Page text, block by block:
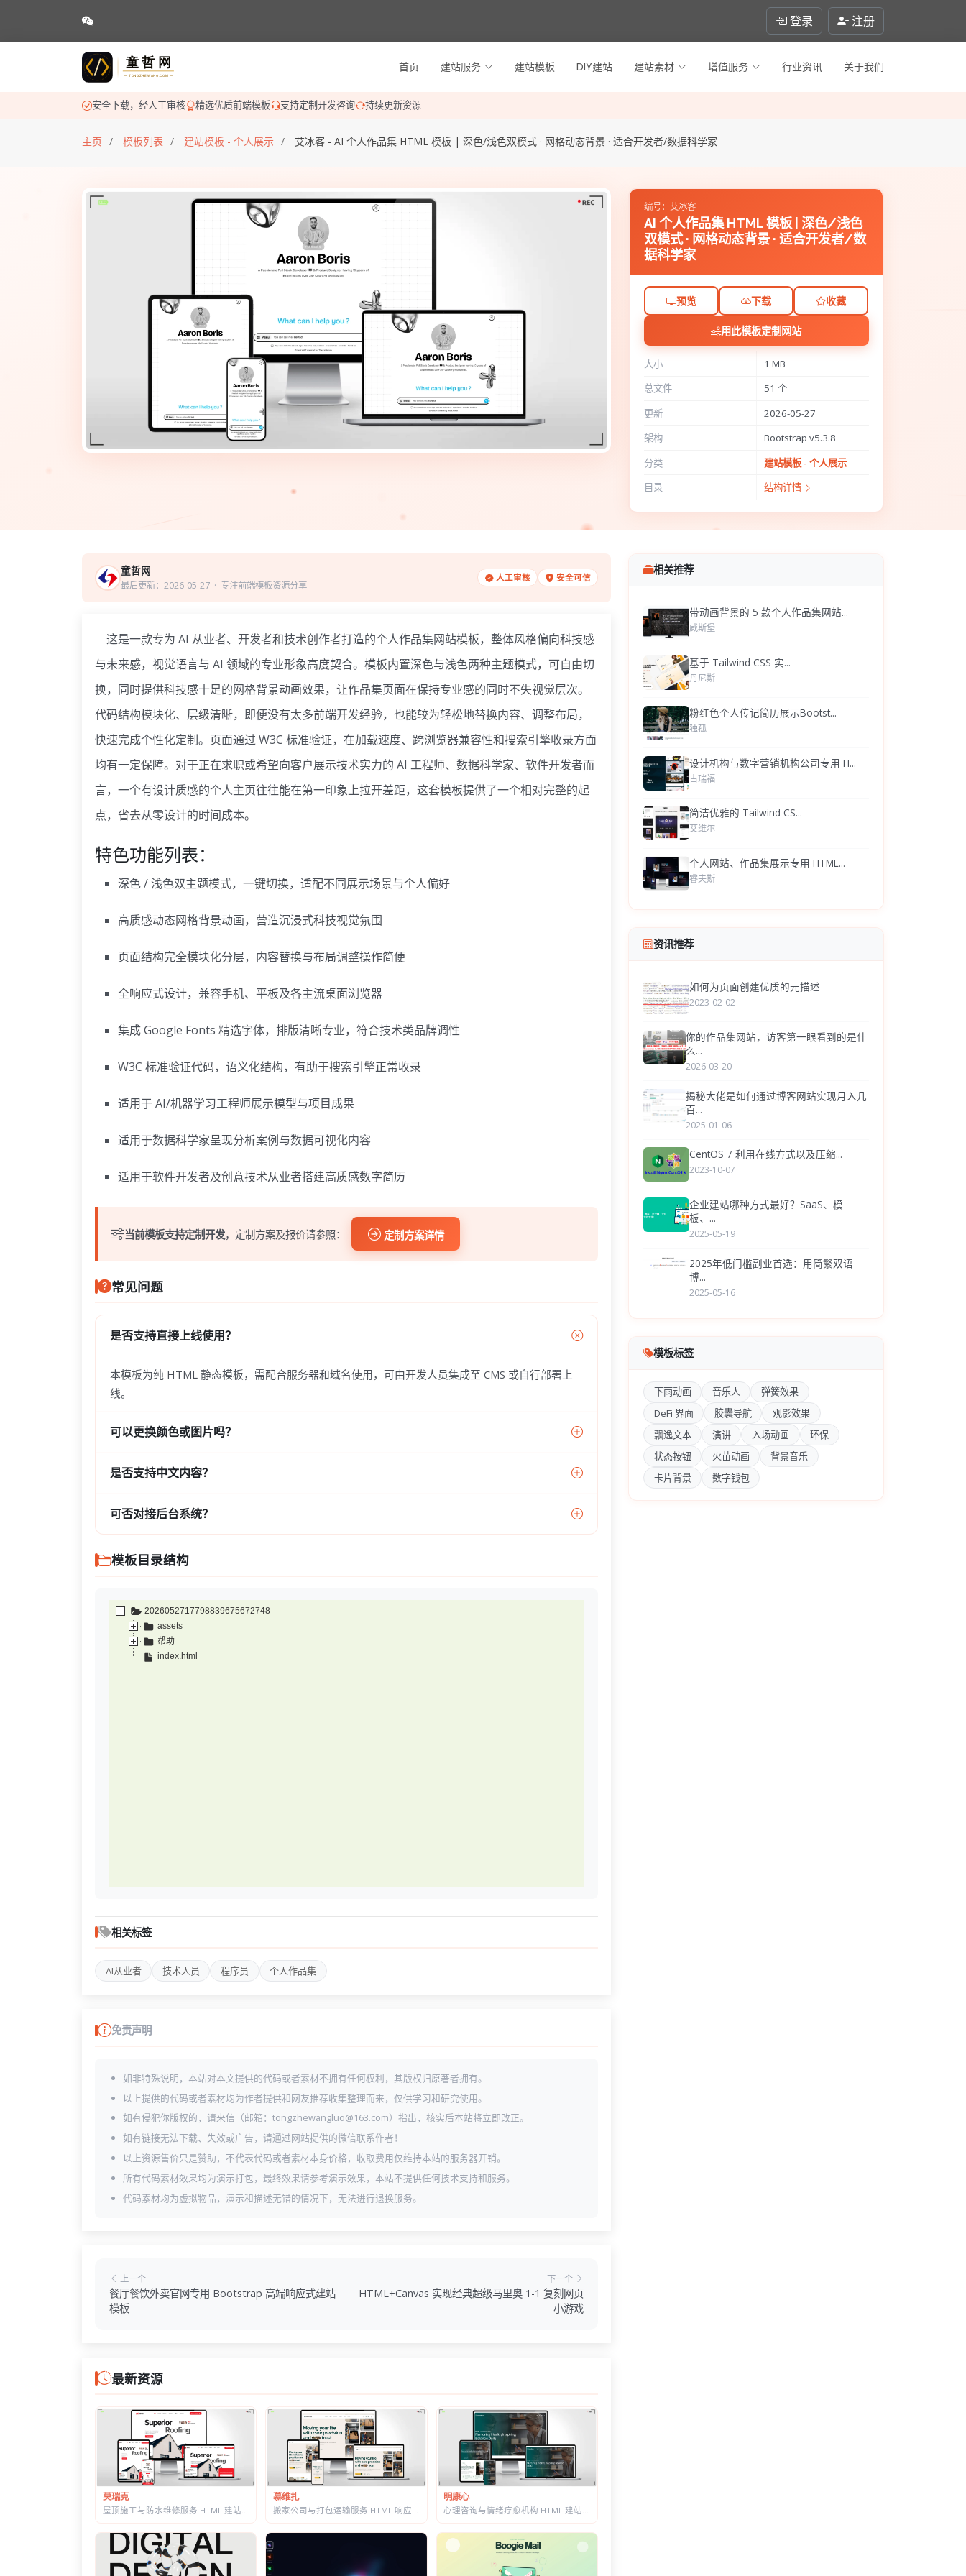
登录 注册
首页 建站服务 建站模板 DIY建站 建站素材 增值服务 行业资讯 关于我们
安全下载，经人工审核 精选优质前端模板 支持定制开发咨询 持续更新资源
主页 模板列表 建站模板 - 个人展示 艾冰客 - AI 个人作品集 HTML 模板 | 深色/浅色双模式 · 网格动态背景 · 适合开发者/数据科学家
编号：艾冰客
AI 个人作品集 HTML 模板 | 深色/浅色
双模式 · 网格动态背景 · 适合开发者/数
据科学家
预览 下载 收藏
用此模板定制网站
大小
1 MB
总文件
51 个
更新
2026-05-27
架构
Bootstrap v5.3.8
分类
建站模板 - 个人展示
目录
结构详情
童哲网
最后更新：2026-05-27· 专注前端模板资源分享
人工审核 安全可信
这是一款专为 AI 从业者、开发者和技术创作者打造的个人作品集网站模板，整体风格偏向科技感
与未来感，视觉语言与 AI 领域的专业形象高度契合。模板内置深色与浅色两种主题模式，可自由切
换，同时提供科技感十足的网格背景动画效果，让作品集页面在保持专业感的同时不失视觉层次。
代码结构模块化、层级清晰，即便没有太多前端开发经验，也能较为轻松地替换内容、调整布局，
快速完成个性化定制。页面通过 W3C 标准验证，在加载速度、跨浏览器兼容性和搜索引擎收录方面
均有一定保障。对于正在求职或希望向客户展示技术实力的 AI 工程师、数据科学家、软件开发者而
言，一个有设计质感的个人主页往往能在第一印象上拉开差距，这套模板提供了一个相对完整的起
点，省去从零设计的时间成本。
特色功能列表：
深色 / 浅色双主题模式，一键切换，适配不同展示场景与个人偏好
高质感动态网格背景动画，营造沉浸式科技视觉氛围
页面结构完全模块化分层，内容替换与布局调整操作简便
全响应式设计，兼容手机、平板及各主流桌面浏览器
集成 Google Fonts 精选字体，排版清晰专业，符合技术类品牌调性
W3C 标准验证代码，语义化结构，有助于搜索引擎正常收录
适用于 AI/机器学习工程师展示模型与项目成果
适用于数据科学家呈现分析案例与数据可视化内容
适用于软件开发者及创意技术从业者搭建高质感数字简历
当前模板支持定制开发，定制方案及报价请参照： 定制方案详情
常见问题
是否支持直接上线使用？
本模板为纯 HTML 静态模板，需配合服务器和域名使用，可由开发人员集成至 CMS 或自行部署上
线。
可以更换颜色或图片吗？
是否支持中文内容？
可否对接后台系统？
模板目录结构
2026052717798839675672748
assets
帮助
index.html
相关标签
AI从业者 技术人员 程序员 个人作品集
免责声明
如非特殊说明，本站对本文提供的代码或者素材不拥有任何权利，其版权归原著者拥有。
以上提供的代码或者素材均为作者提供和网友推荐收集整理而来，仅供学习和研究使用。
如有侵犯你版权的，请来信（邮箱：tongzhewangluo@163.com）指出，核实后本站将立即改正。
如有链接无法下载、失效或广告，请通过网站提供的微信联系作者！
以上资源售价只是赞助，不代表代码或者素材本身价格，收取费用仅维持本站的服务器开销。
所有代码素材效果均为演示打包，最终效果请参考演示效果，本站不提供任何技术支持和服务。
代码素材均为虚拟物品，演示和描述无错的情况下，无法进行退换服务。
上一个
餐厅餐饮外卖官网专用 Bootstrap 高端响应式建站
模板
下一个
HTML+Canvas 实现经典超级马里奥 1-1 复刻网页
小游戏
最新资源
莫瑞克
慕维扎
明康心
相关推荐
带动画背景的 5 款个人作品集网站...
威斯堡
基于 Tailwind CSS 实...
丹尼斯
粉红色个人传记简历展示Bootst...
独孤
设计机构与数字营销机构公司专用 H...
古瑞福
简洁优雅的 Tailwind CS...
艾维尔
个人网站、作品集展示专用 HTML...
睿夫斯
资讯推荐
如何为页面创建优质的元描述
2023-02-02
你的作品集网站，访客第一眼看到的是什
么...
2026-03-20
揭秘大佬是如何通过博客网站实现月入几
百...
2025-01-06
CentOS 7 利用在线方式以及压缩...
2023-10-07
企业建站哪种方式最好？SaaS、模
板、...
2025-05-19
2025年低门槛副业首选：用简繁双语
博...
2025-05-16
模板标签
下雨动画 音乐人
弹簧效果
DeFi 界面
胶囊导航
观影效果
飘逸文本
演讲 入场动画
环保
状态按钮
火苗动画
背景音乐
卡片背景
数字钱包